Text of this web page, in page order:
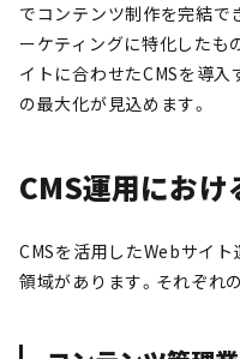
でコンテンツ制作を完結で
ーケティングに特化したも
イトに合わせたCMSを導入
の最大化が見込めます。
CMS運用におけ
CMSを活用したWebサイト
領域があります。それぞれ